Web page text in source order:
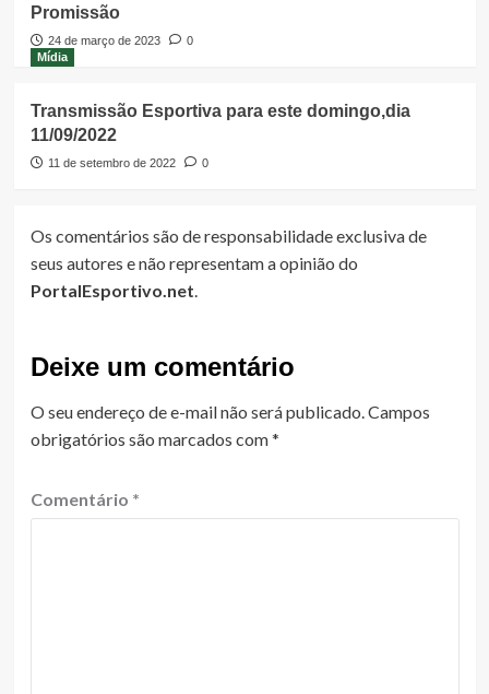
Promissão
24 de março de 2023
0
Mídia
Transmissão Esportiva para este domingo,dia
11/09/2022
11 de setembro de 2022 0
Os comentários são de responsabilidade exclusiva de
seus autores e não representam a opinião do
PortalEsportivo.net.
Deixe um comentário
O seu endereço de e-mail não será publicado.Campos
obrigatórios são marcados com*
Comentário *